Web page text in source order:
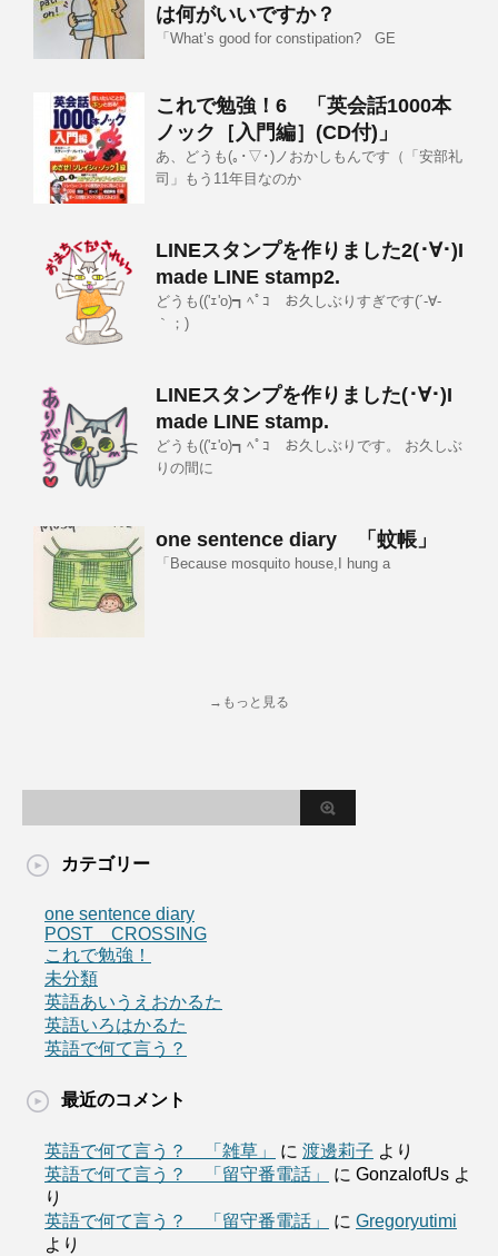
は何がいいですか？
「What’s good for constipation? GE
これで勉強！6 「英会話1000本
ノック［入門編］(CD付)」
あ、どうも(｡･▽･)ノおかしもんです（「安部礼
司」もう11年目なのか
LINEスタンプを作りました2(･∀･)I
made LINE stamp2.
どうも(('ｪ'o)┓ﾍﾟｺ お久しぶりすぎです(´-∀-
｀；)
LINEスタンプを作りました(･∀･)I
made LINE stamp.
どうも(('ｪ'o)┓ﾍﾟｺ お久しぶりです。 お久しぶ
りの間に
one sentence diary 「蚊帳」
「Because mosquito house,I hung a
→もっと見る
カテゴリー
one sentence diary
POST CROSSING
これで勉強！
未分類
英語あいうえおかるた
英語いろはかるた
英語で何て言う？
最近のコメント
英語で何て言う？ 「雑草」 に 渡邊莉子 より
英語で何て言う？ 「留守番電話」
に GonzalofUs よ
り
英語で何て言う？ 「留守番電話」
に Gregoryutimi
より